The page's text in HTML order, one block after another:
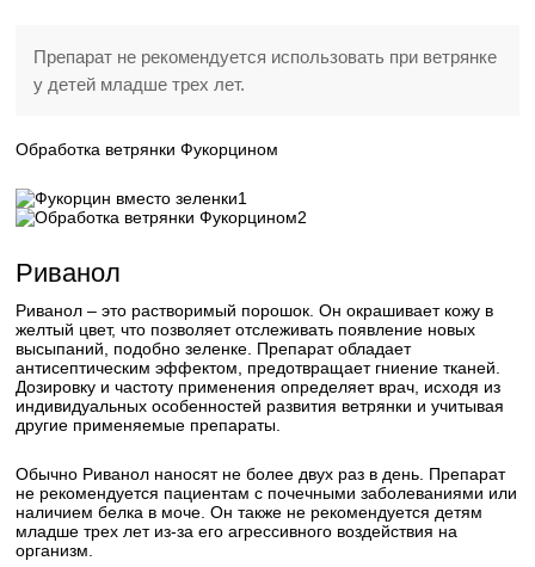
Препарат не рекомендуется использовать при ветрянке
у детей младше трех лет.
Обработка ветрянки Фукорцином
1
2
Риванол
Риванол – это растворимый порошок. Он окрашивает кожу в
желтый цвет, что позволяет отслеживать появление новых
высыпаний, подобно зеленке. Препарат обладает
антисептическим эффектом, предотвращает гниение тканей.
Дозировку и частоту применения определяет врач, исходя из
индивидуальных особенностей развития ветрянки и учитывая
другие применяемые препараты.
Обычно Риванол наносят не более двух раз в день. Препарат
не рекомендуется пациентам с почечными заболеваниями или
наличием белка в моче. Он также не рекомендуется детям
младше трех лет из-за его агрессивного воздействия на
организм.